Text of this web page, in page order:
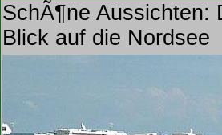
SchÃ¶ne Aussichten:
Blick auf die Nordsee